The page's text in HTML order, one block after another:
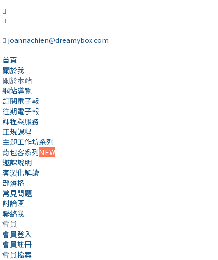
joannachien@dreamybox.com
首頁
關於我
關於本站
網站導覽
訂閱電子報
往期電子報
課程與服務
正規課程
主題工作坊系列
背包客系列NEW
邀課說明
客製化解讀
部落格
常見問題
討論區
聯絡我
會員
會員登入
會員註冊
會員檔案